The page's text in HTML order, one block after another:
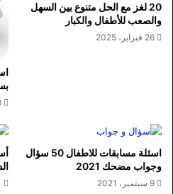
20 لغز مع الحل متنوع بين السهل
والصعب للأطفال والكبار
26 فبراير، 2025
8
اسئلة مسابقات للاطفال 50 سؤال
وجواب مضحك 2021
9 سبتمبر، 2021